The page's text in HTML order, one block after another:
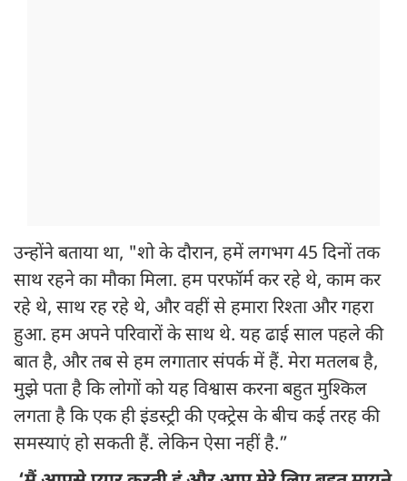
उन्होंने बताया था, "शो के दौरान, हमें लगभग 45 दिनों तक
साथ रहने का मौका मिला. हम परफॉर्म कर रहे थे, काम कर
रहे थे, साथ रह रहे थे, और वहीं से हमारा रिश्ता और गहरा
हुआ. हम अपने परिवारों के साथ थे. यह ढाई साल पहले की
बात है, और तब से हम लगातार संपर्क में हैं. मेरा मतलब है,
मुझे पता है कि लोगों को यह विश्वास करना बहुत मुश्किल
लगता है कि एक ही इंडस्ट्री की एक्ट्रेस के बीच कई तरह की
समस्याएं हो सकती हैं. लेकिन ऐसा नहीं है.”